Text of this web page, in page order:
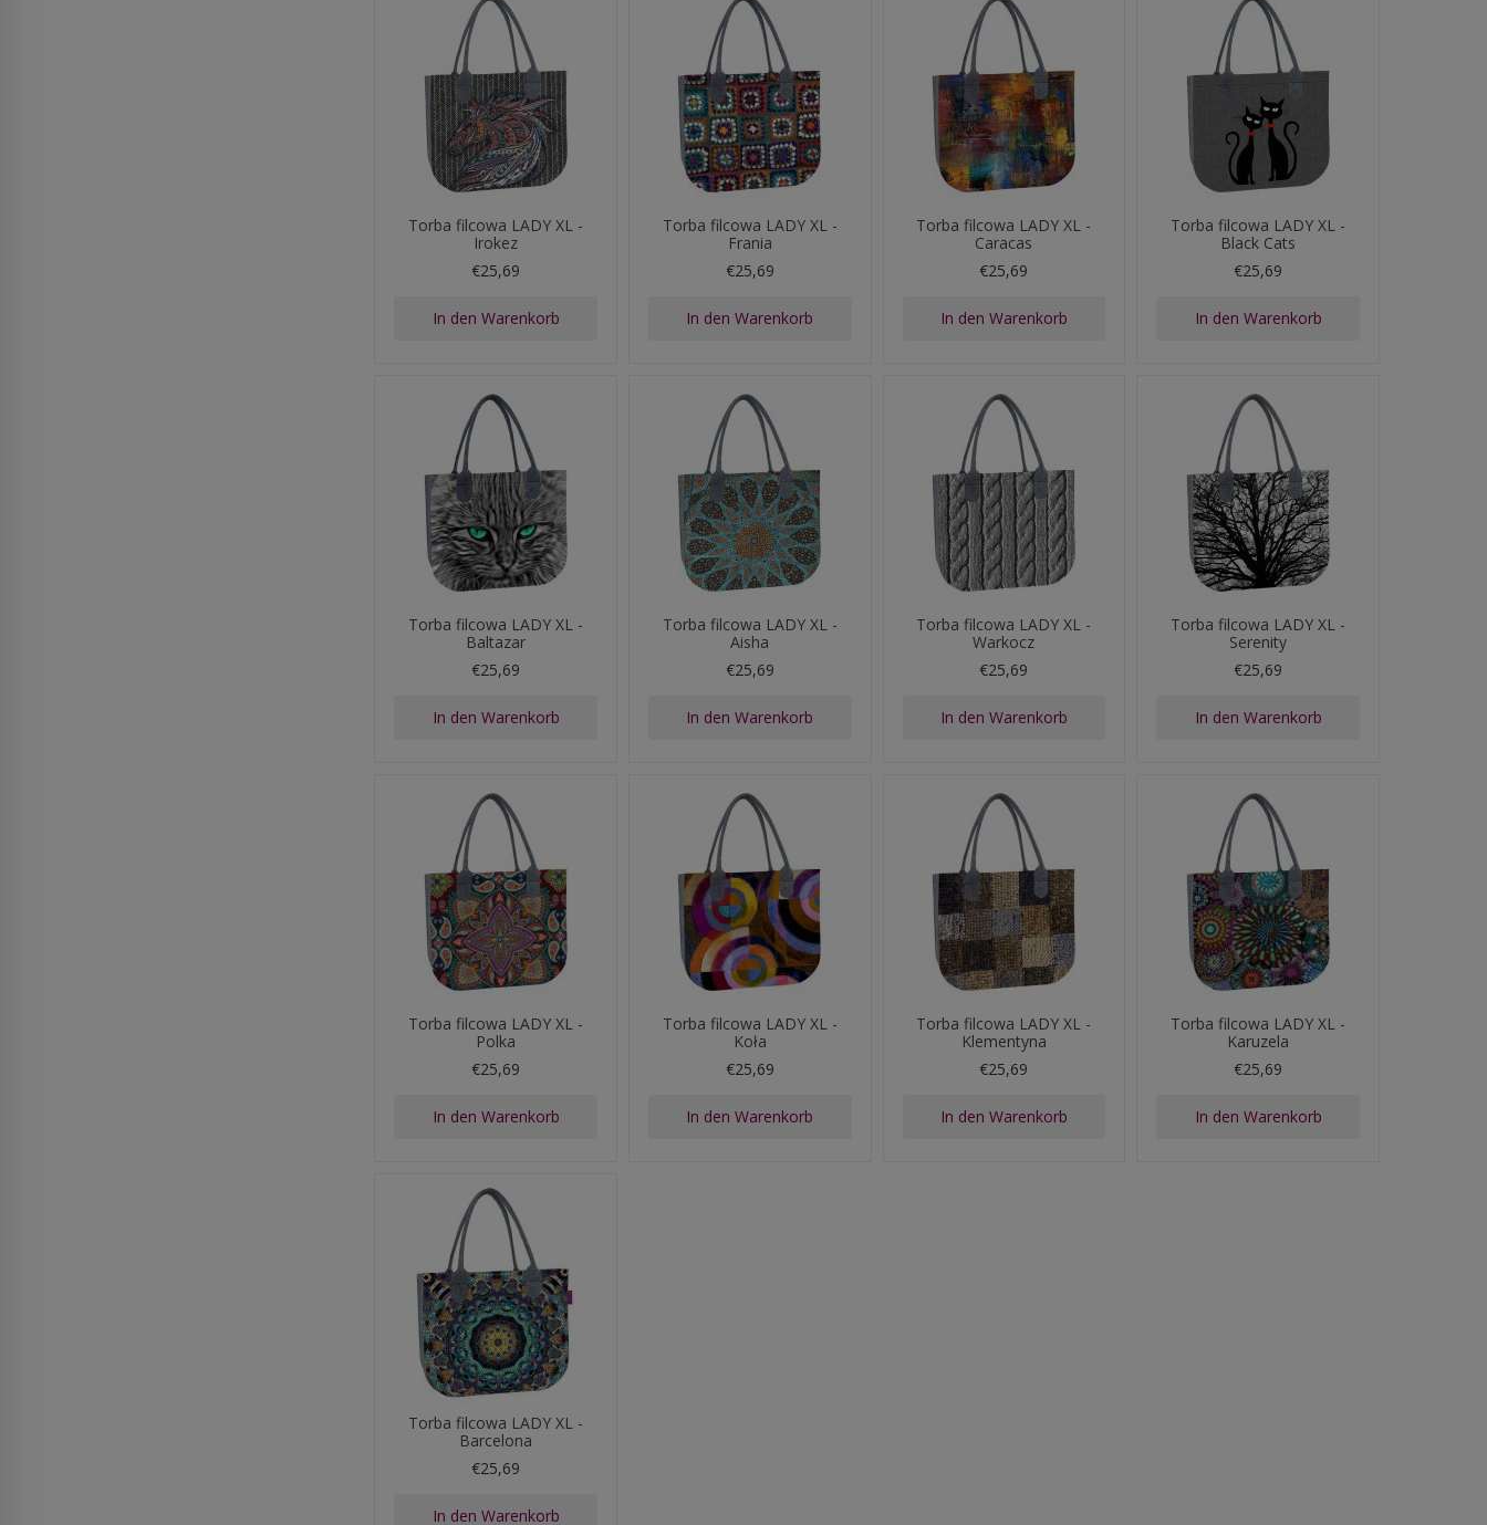
Torba filcowa LADY XL -
Irokez
€25,69
In den Warenkorb
Torba filcowa LADY XL -
Frania
€25,69
In den Warenkorb
Torba filcowa LADY XL -
Caracas
€25,69
In den Warenkorb
Torba filcowa LADY XL -
Black Cats
€25,69
In den Warenkorb
Torba filcowa LADY XL -
Baltazar
€25,69
In den Warenkorb
Torba filcowa LADY XL -
Aisha
€25,69
In den Warenkorb
Torba filcowa LADY XL -
Warkocz
€25,69
In den Warenkorb
Torba filcowa LADY XL -
Serenity
€25,69
In den Warenkorb
Torba filcowa LADY XL -
Polka
€25,69
In den Warenkorb
Torba filcowa LADY XL -
Koła
€25,69
In den Warenkorb
Torba filcowa LADY XL -
Klementyna
€25,69
In den Warenkorb
Torba filcowa LADY XL -
Karuzela
€25,69
In den Warenkorb
Torba filcowa LADY XL -
Barcelona
€25,69
In den Warenkorb